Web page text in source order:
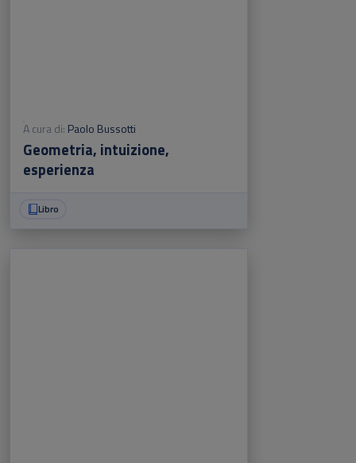
A cura di: Paolo Bussotti
Geometria, intuizione,
esperienza
Libro